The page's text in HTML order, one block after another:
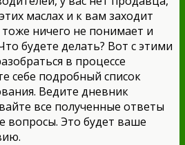
маслах и к вам заходит
ничего не понимает и
будете делать? Вот с этими
в процессе
себе подробный список
Ведите дневник
все полученные ответы
вопросы. Это будет ваше